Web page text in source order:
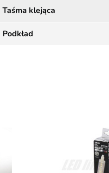
Taśma klejąca
Podkład